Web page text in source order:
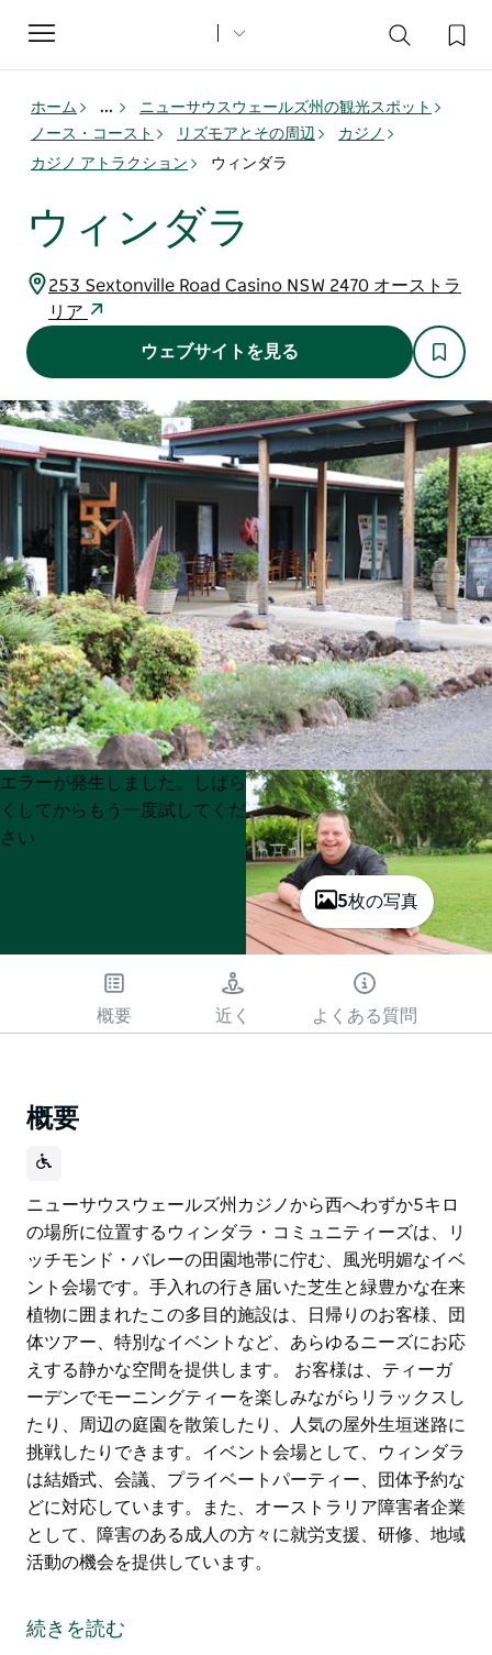
Toggle
navigation
ホーム ...
ニューサウスウェールズ州の観光スポット
ノース・コースト
リズモアとその周辺
カジノ
カジノ アトラクション
ウィンダラ
ウィンダラ
253 Sextonville Road Casino NSW 2470 オーストラ
リア
ウェブサイトを見る
5枚の写真
Product
List
Product
List
エラーが発生しました。しばら
くしてからもう一度試してくだ
さい
概要 近く よくある質問
概要
ニューサウスウェールズ州カジノから西へわずか5キロ
の場所に位置するウィンダラ・コミュニティーズは、リ
ッチモンド・バレーの田園地帯に佇む、風光明媚なイベ
ント会場です。手入れの行き届いた芝生と緑豊かな在来
植物に囲まれたこの多目的施設は、日帰りのお客様、団
体ツアー、特別なイベントなど、あらゆるニーズにお応
えする静かな空間を提供します。 お客様は、ティーガ
ーデンでモーニングティーを楽しみながらリラックスし
たり、周辺の庭園を散策したり、人気の屋外生垣迷路に
挑戦したりできます。イベント会場として、ウィンダラ
は結婚式、会議、プライベートパーティー、団体予約な
どに対応しています。また、オーストラリア障害者企業
として、障害のある成人の方々に就労支援、研修、地域
活動の機会を提供しています。
の場所に位置するウィンダラ・コミュニティーズは、リ
ッチモンド・バレーの田園地帯に佇む、風光明媚なイベ
続きを読む